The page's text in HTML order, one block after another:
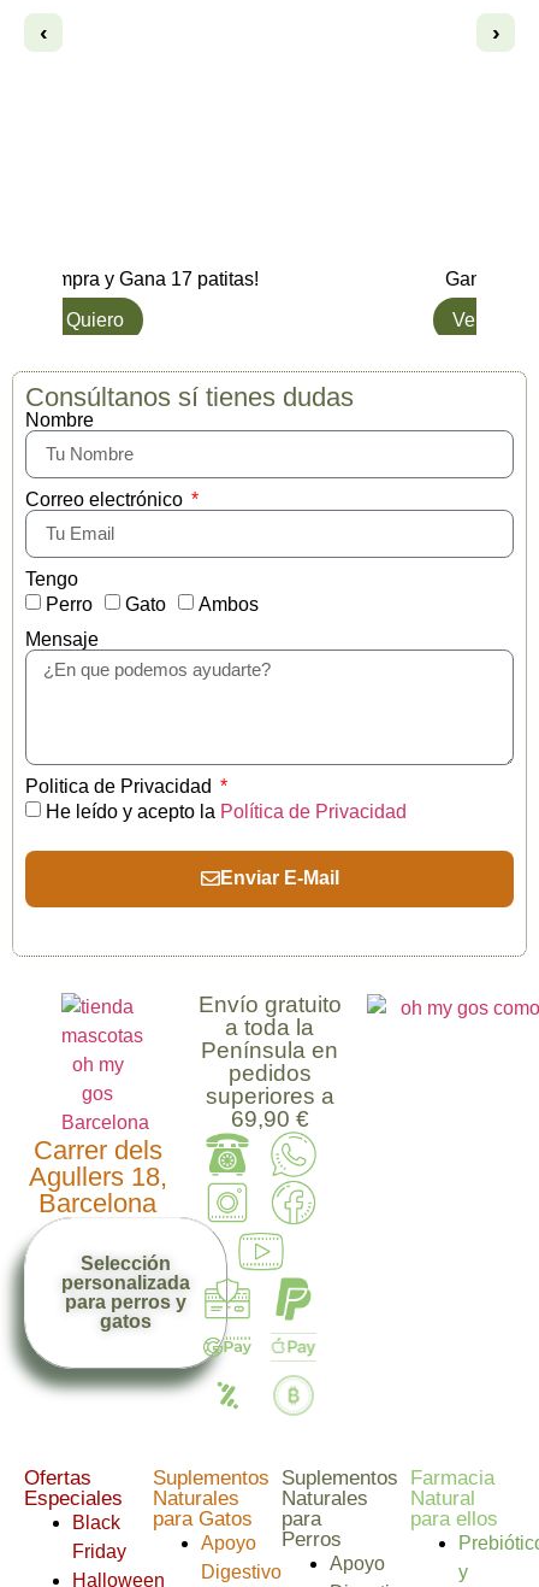
‹
Compra y Gana 17 patitas!
L๑ Quiero
Gana
Ver
›
Consúltanos sí tienes dudas
Nombre
Correo electrónico
Tengo
Perro
Gato
Ambos
Mensaje
Politica de Privacidad
He leído y acepto la Política de Privacidad
Enviar E-Mail
Carrer dels
Agullers 18,
Barcelona
Selección
personalizada
para perros y
gatos
Envío gratuito
a toda la
Península en
pedidos
superiores a
69,90 €
Ofertas
Especiales
Black
Friday
Halloween
Suplementos
Naturales
para Gatos
Apoyo
Digestivo
Suplementos
Naturales
para
Perros
Apoyo
Farmacia
Natural
para ellos
y